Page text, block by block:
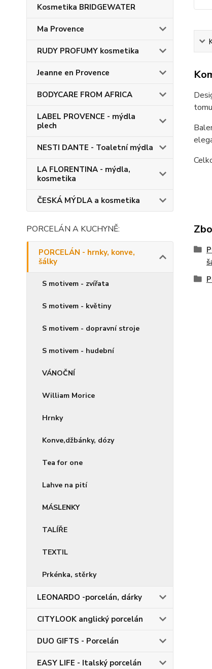
Kosmetika BRIDGEWATER
Ma Provence
RUDY PROFUMY kosmetika
Jeanne en Provence
BODYCARE FROM AFRICA
LABEL PROVENCE - mýdla
plech
NESTI DANTE - Toaletní mýdla
LA FLORENTINA - mýdla,
kosmetika
ČESKÁ MÝDLA a kosmetika
PORCELÁN A KUCHYNĚ:
PORCELÁN - hrnky, konve,
šálky
S motivem - zvířata
S motivem - květiny
S motivem - dopravní stroje
S motivem - hudební
VÁNOČNÍ
William Morice
Hrnky
Konve,džbánky, dózy
Tea for one
Lahve na pití
MÁSLENKY
TALÍŘE
TEXTIL
Prkénka, stěrky
LEONARDO -porcelán, dárky
CITYLOOK anglický porcelán
DUO GIFTS - Porcelán
EASY LIFE - Italský porcelán